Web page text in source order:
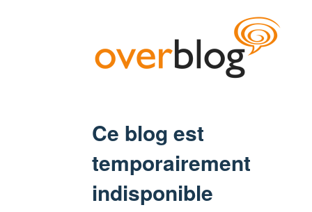
Ce blog est
temporairement
indisponible